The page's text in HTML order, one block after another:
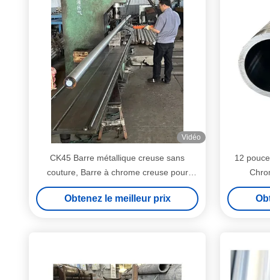
Vidéo
CK45 Barre métallique creuse sans
couture, Barre à chrome creuse pour
cylindres hydrauliques
Obtenez le meilleur prix
12